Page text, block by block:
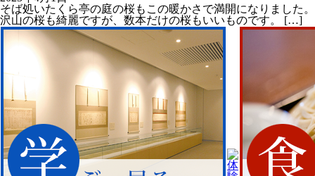
そば処いたくら亭の庭の桜もこの暖かさで満開になりました。
沢山の桜も綺麗ですが、数本だけの桜もいいものです。
[…]